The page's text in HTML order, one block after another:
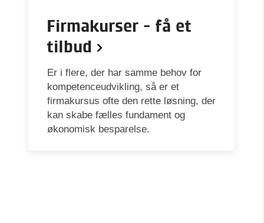
Firmakurser - få et
tilbud
Er i flere, der har samme behov for
kompetenceudvikling, så er et
firmakursus ofte den rette løsning, der
kan skabe fælles fundament og
økonomisk besparelse.